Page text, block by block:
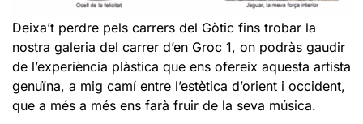
Deixa’t perdre pels carrers del Gòtic fins trobar la
nostra galeria del carrer d’en Groc 1, on podràs gaudir
de l’experiència plàstica que ens ofereix aquesta artista
genuïna, a mig camí entre l’estètica d’orient i occident,
que a més a més ens farà fruir de la seva música.